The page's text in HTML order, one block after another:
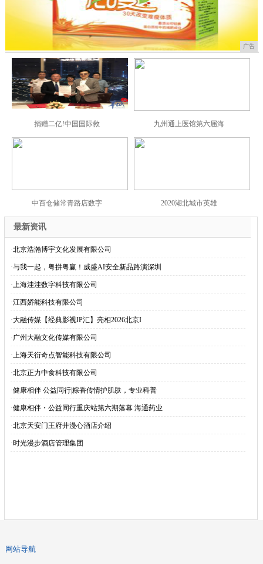
广告
捐赠二亿!中国国际救 九州通上医馆第六届海
中百仓储常青路店数字 2020湖北城市英雄
最新资讯
·北京浩瀚博宇文化发展有限公司
·与我一起，粤拼粤赢！威盛AI安全新品路演深圳
·上海洼洼数字科技有限公司
·江西娇能科技有限公司
·大融传媒【经典影视IP汇】亮相2026北京I
·广州大融文化传媒有限公司
·上海天衍奇点智能科技有限公司
·北京正力中食科技有限公司
·健康相伴 公益同行|粽香传情护肌肤，专业科普
·健康相伴・公益同行重庆站第六期落幕 海通药业
·北京天安门王府井漫心酒店介绍
·时光漫步酒店管理集团
网站导航